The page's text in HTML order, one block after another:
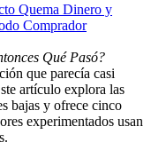
Quema Dinero y
Comprador
Qué Pasó?
que parecía casi
artículo explora las
bajas y ofrece cinco
experimentados usan